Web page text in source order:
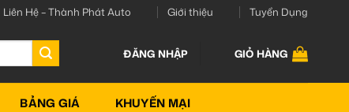
Liên Hệ – Thành Phát Auto Giới thiệu Tuyển Dụng
ĐĂNG NHẬP GIỎ HÀNG
BẢNG GIÁ KHUYẾN MẠI